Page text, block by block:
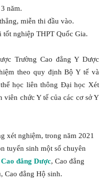
năm.
miễn thi đầu vào.
nghiệp THPT Quốc Gia.
Trường Cao đẳng Y Dược
theo quy định Bộ Y tế và
học liên thông Đại học Xét
viên chức Y tế của các cơ sở Y
xét nghiệm, trong năm 2021
tuyển sinh một số chuyên
Cao đẳng Dược, Cao đẳng
Cao đẳng Hộ sinh.